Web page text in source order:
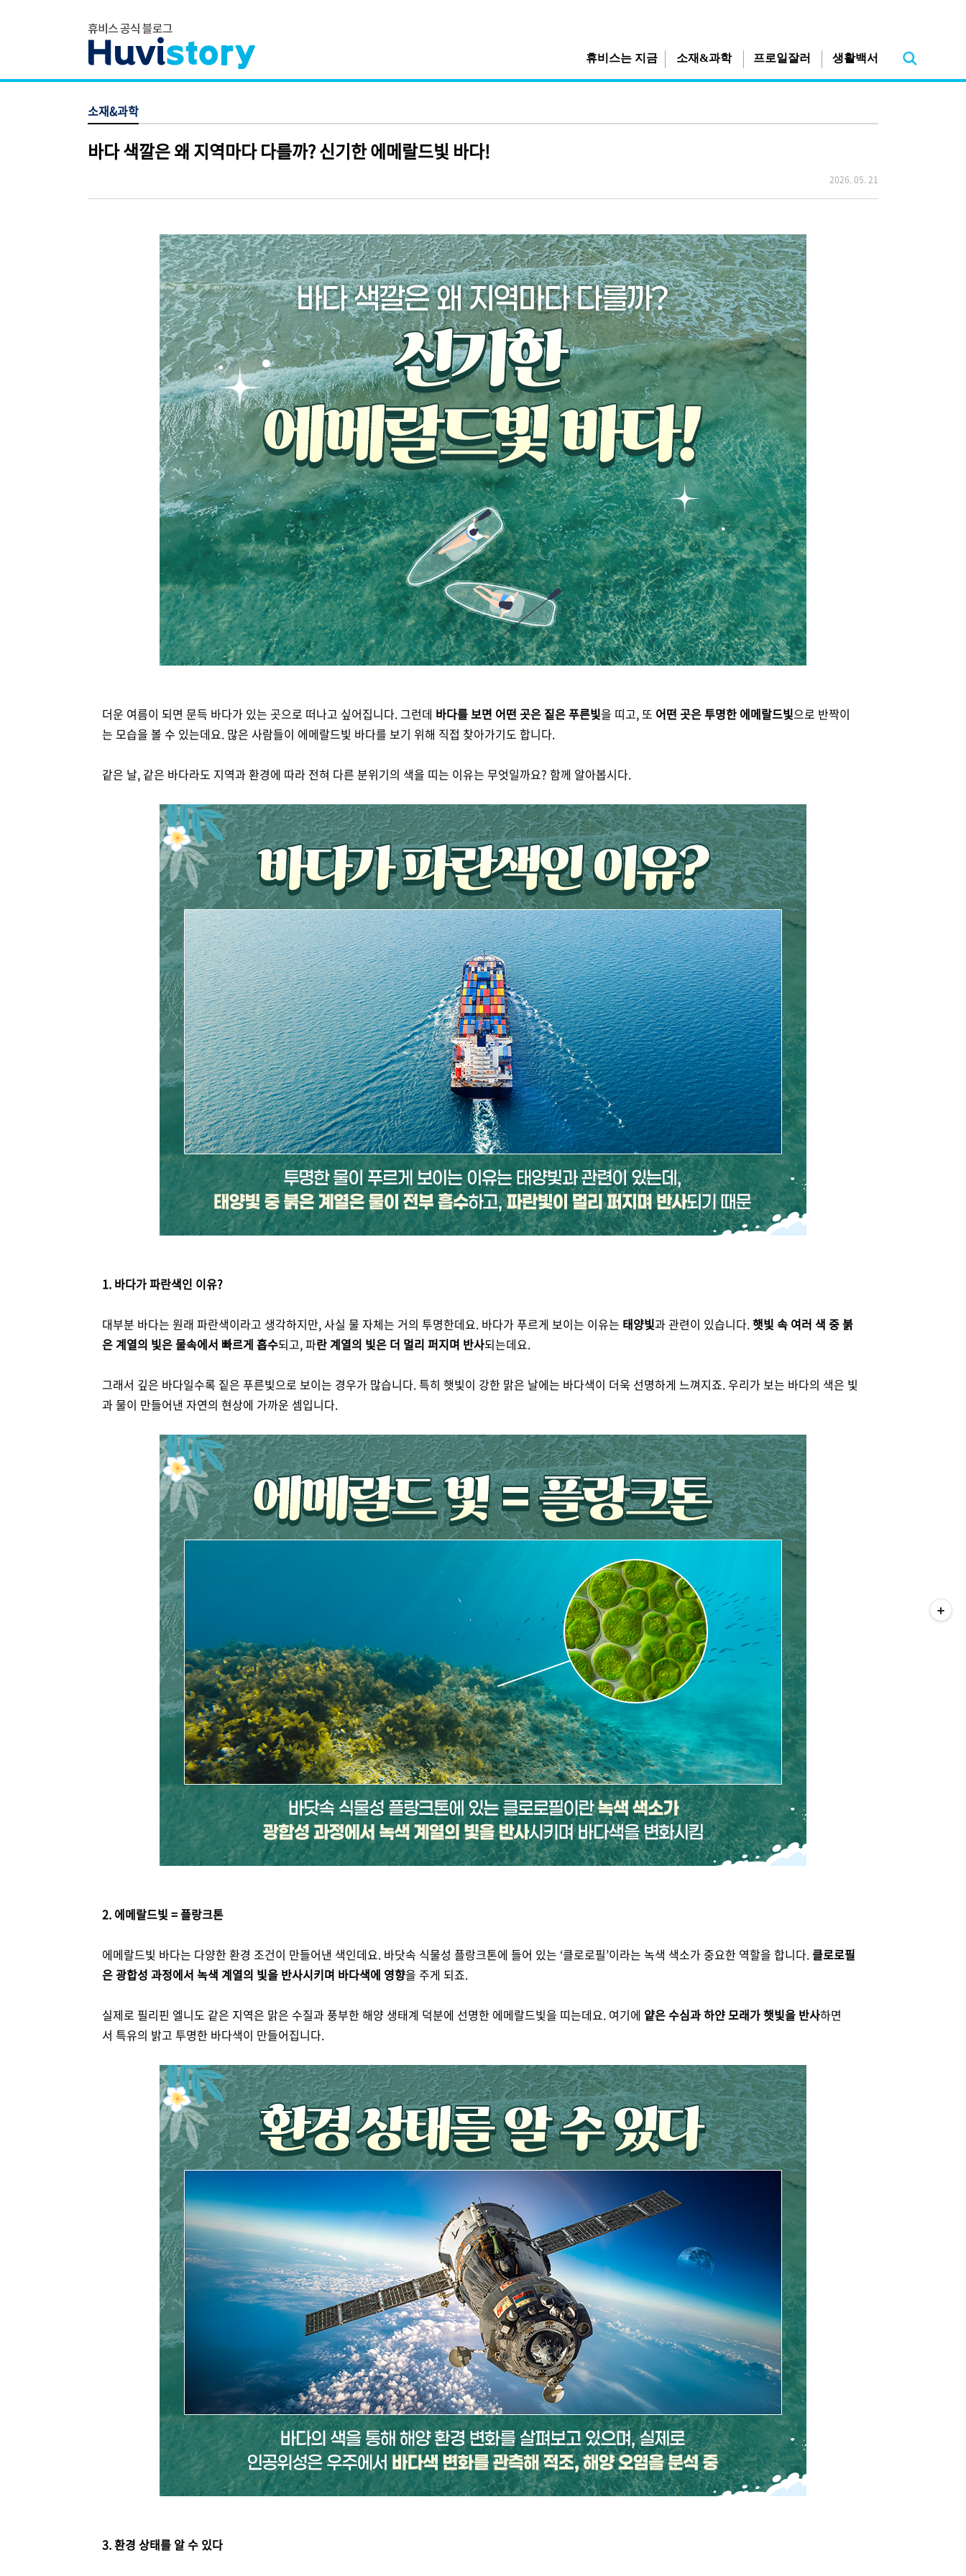
휴비스는 지금 소재&과학 프로일잘러 생활백서
소재&과학
바다 색깔은 왜 지역마다 다를까? 신기한 에메랄드빛 바다!
2026. 05. 21
더운 여름이 되면 문득 바다가 있는 곳으로 떠나고 싶어집니다. 그런데 바다를 보면 어떤 곳은 짙은 푸른빛을 띠고, 또 어떤 곳은 투명한 에메랄드빛으로 반짝이
는 모습을 볼 수 있는데요. 많은 사람들이 에메랄드빛 바다를 보기 위해 직접 찾아가기도 합니다.
같은 날, 같은 바다라도 지역과 환경에 따라 전혀 다른 분위기의 색을 띠는 이유는 무엇일까요? 함께 알아봅시다.
1. 바다가 파란색인 이유?
대부분 바다는 원래 파란색이라고 생각하지만, 사실 물 자체는 거의 투명한데요. 바다가 푸르게 보이는 이유는 태양빛과 관련이 있습니다.햇빛 속 여러 색 중 붉
은 계열의 빛은 물속에서 빠르게 흡수되고, 파란 계열의 빛은 더 멀리 퍼지며 반사되는데요.
그래서 깊은 바다일수록 짙은 푸른빛으로 보이는 경우가 많습니다. 특히 햇빛이 강한 맑은 날에는 바다색이 더욱 선명하게 느껴지죠. 우리가 보는 바다의 색은 빛
과 물이 만들어낸 자연의 현상에 가까운 셈입니다.
2. 에메랄드빛 = 플랑크톤
에메랄드빛 바다는 다양한 환경 조건이 만들어낸 색인데요. 바닷속 식물성 플랑크톤에 들어 있는 ‘클로로필’이라는 녹색 색소가 중요한 역할을 합니다.클로로필
은 광합성 과정에서 녹색 계열의 빛을 반사시키며 바다색에 영향을 주게 되죠.
실제로 필리핀 엘니도 같은 지역은 맑은 수질과 풍부한 해양 생태계 덕분에 선명한 에메랄드빛을 띠는데요. 여기에 얕은 수심과 하얀 모래가 햇빛을 반사하면
서 특유의 밝고 투명한 바다색이 만들어집니다.
3. 환경 상태를 알 수 있다